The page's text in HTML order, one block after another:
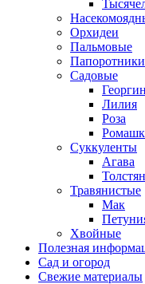
Орхидеи
Пальмовые
Папоротники
Садовые
Лилия
Роза
Суккуленты
Агава
Травянистые
Мак
Хвойные
Полезная
Сад и огород
Свежие материалы